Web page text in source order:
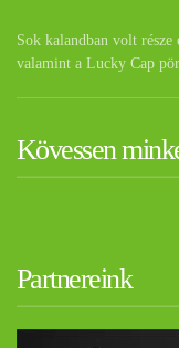
Sok kalandban volt része
valamint a Lucky Cap
Kövessen
Partnereink